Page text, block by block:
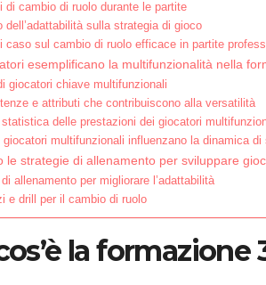
di cambio di ruolo durante le partite
dell’adattabilità sulla strategia di gioco
caso sul cambio di ruolo efficace in partite
esemplificano la multifunzionalità nella
giocatori chiave multifunzionali
e attributi che contribuiscono alla versatilità
delle prestazioni dei giocatori
giocatori multifunzionali influenzano la dinamica di
le strategie di allenamento per sviluppare
allenamento per migliorare l’adattabilità
e drill per il cambio di ruolo
la formazione